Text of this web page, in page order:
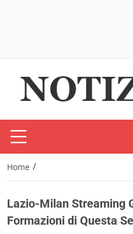
Home /
Lazio-Milan Streaming
Formazioni di Questa